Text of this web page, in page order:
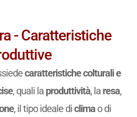
- Caratteristiche
caratteristiche colturali e
, quali la produttività, la resa,
, il tipo ideale diclimao di